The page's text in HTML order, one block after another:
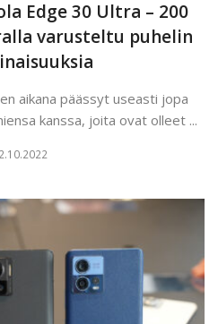
Edge 30 Ultra – 200
varusteltu puhelin
aikana päässyt useasti jopa
kanssa, joita ovat olleet ...
2.10.2022